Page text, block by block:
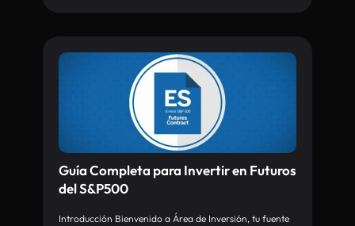
Guía Completa para Invertir en Futuros
del S&P500
Introducción Bienvenido a Área de Inversión, tu fuente